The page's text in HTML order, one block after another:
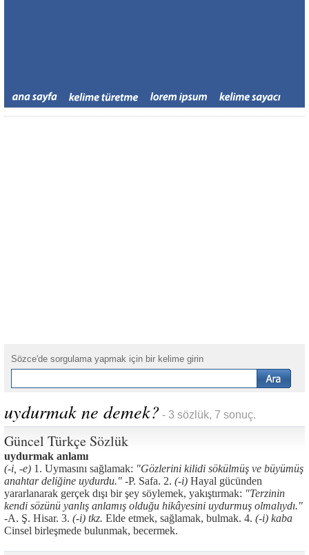
Sözce'de sorgulama yapmak için bir kelime girin
uydurmak ne demek? - 3 sözlük, 7 sonuç.
Güncel Türkçe Sözlük
uydurmak anlamı
(-i, -e) 1. Uymasını sağlamak: "Gözlerini kilidi sökülmüş ve büyümüş
anahtar deliğine uydurdu." -P. Safa. 2. (-i) Hayal gücünden
yararlanarak gerçek dışı bir şey söylemek, yakıştırmak: "Terzinin
kendi sözünü yanlış anlamış olduğu hikâyesini uydurmuş olmalıydı."
-A. Ş. Hisar. 3. (-i) tkz. Elde etmek, sağlamak, bulmak. 4. (-i) kaba
Cinsel birleşmede bulunmak, becermek.